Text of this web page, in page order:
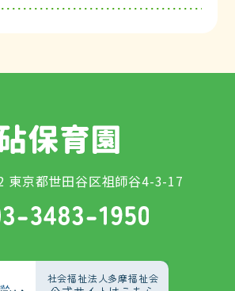
東京都世田谷区祖師谷4-3-17
社会福祉法人多摩福祉会